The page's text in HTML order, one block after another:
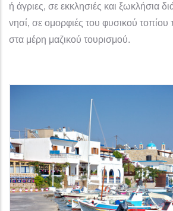
ή άγριες, σε εκκλησιές και ξωκλήσια
νησί, σε ομορφιές του φυσικού
στα μέρη μαζικού τουρισμού.